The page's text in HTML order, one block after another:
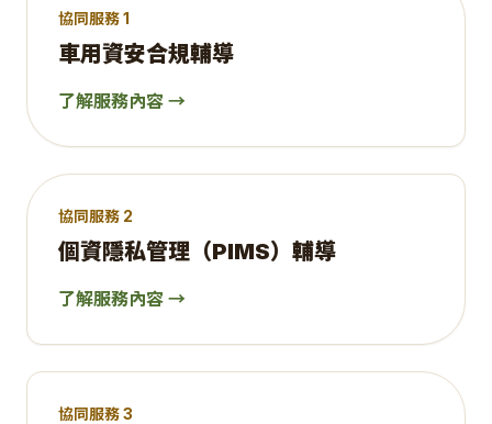
協同服務 1
車用資安合規輔導
了解服務內容 →
協同服務 2
個資隱私管理（PIMS）輔導
了解服務內容 →
協同服務 3